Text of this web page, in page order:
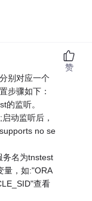
别对应一个
步骤如下：
的监听。
动监听后，
no se
务名为tnstest
量，如:"ORA
查看
赞